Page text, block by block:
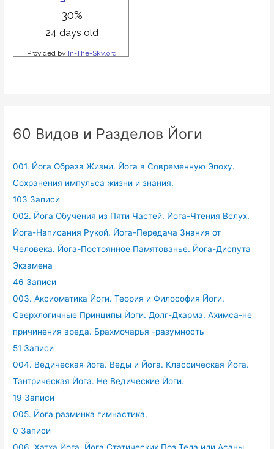
60 Видов и Разделов Йоги
001. Йога Образа Жизни. Йога в Современную Эпоху.
Сохранения импульса жизни и знания.
103 Записи
002. Йога Обучения из Пяти Частей. Йога-Чтения Вслух.
Йога-Написания Рукой. Йога-Передача Знания от
Человека. Йога-Постоянное Памятованье. Йога-Диспута
Экзамена
46 Записи
003. Аксиоматика Йоги. Теория и Философия Йоги.
Сверхлогичные Принципы Йоги. Долг-Дхарма. Ахимса-не
причинения вреда. Брахмочарья -разумность
51 Записи
004. Ведическая йога. Веды и Йога. Классическая Йога.
Тантрическая Йога. Не Ведические Йоги.
19 Записи
005. Йога разминка гимнастика.
0 Записи
006. Хатха Йога. Йога Статических Поз Тела или Асаны.